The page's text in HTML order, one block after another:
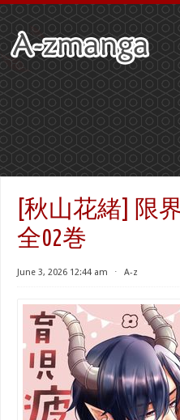
[秋山花緒] 限
全02巻
June 3, 2026 12:44 am ⋅ A-z